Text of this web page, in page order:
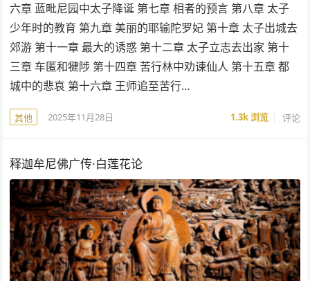
六章 蓝毗尼园中太子降诞 第七章 相者的预言 第八章 太子
少年时的教育 第九章 美丽的耶输陀罗妃 第十章 太子出城去
郊游 第十一章 最大的诱惑 第十二章 太子立志去出家 第十
三章 车匿和犍陟 第十四章 苦行林中劝谏仙人 第十五章 都
城中的悲哀 第十六章 王师追至苦行…
其他 2025年11月28日 1.3k浏览 评论
释迦牟尼佛广传·白莲花论